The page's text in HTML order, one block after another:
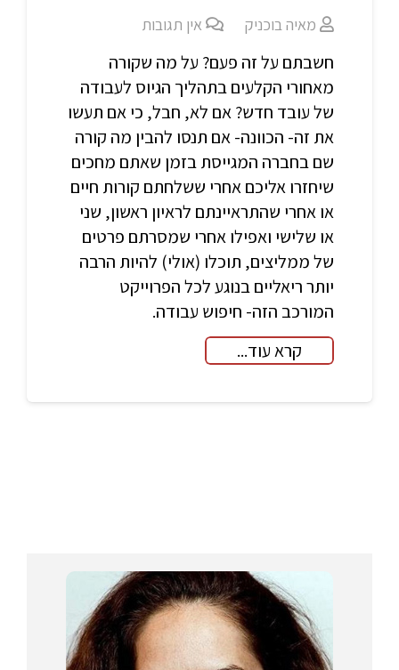
מאיה בוכניק אין תגובות
חשבתם על זה פעם? על מה שקורה
מאחורי הקלעים בתהליך הגיוס לעבודה
של עובד חדש? אם לא, חבל, כי אם תעשו
את זה- הכוונה- אם תנסו להבין מה קורה
שם בחברה המגייסת בזמן שאתם מחכים
שיחזרו אליכם אחרי ששלחתם קורות חיים
או אחרי שהתראיינתם לראיון ראשון, שני
או שלישי ואפילו אחרי שמסרתם פרטים
של ממליצים, תוכלו (אולי) להיות הרבה
יותר ריאליים בנוגע לכל הפרוייקט
המורכב הזה- חיפוש עבודה.
קרא עוד...